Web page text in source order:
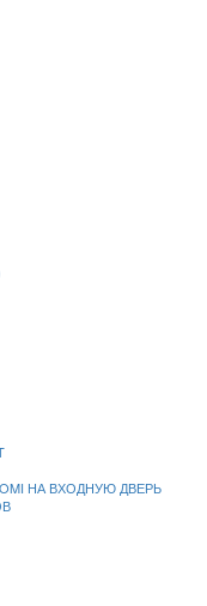
НА ВХОДНУЮ ДВЕРЬ